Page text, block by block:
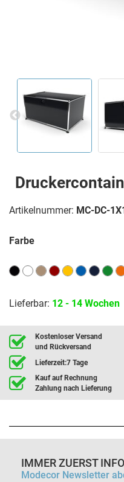
Artikelnummer: MC-DC-
Farbe
Lieferbar: 12 - 14 Wochen
Kostenloser Versand
und Rückversand
Lieferzeit:7 Tage
Kauf auf Rechnung
Zahlung nach Lieferung
IMMER ZUERST
Modecor Newsletter